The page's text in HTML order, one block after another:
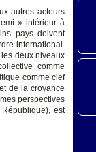
autres acteurs
» intérieur à
pays doivent
international.
deux niveaux
comme
comme clef
de la croyance
perspectives
est